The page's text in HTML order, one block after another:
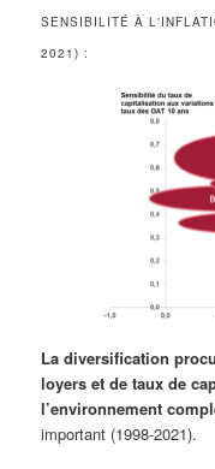
SENSIBILITÉ À
2021) :
La diversification
loyers et de taux de
l’environnement
important (1998-2021).